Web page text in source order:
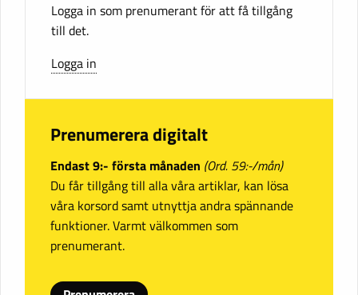
Logga in som prenumerant för att få tillgång
till det.
Logga in
Prenumerera digitalt
Endast 9:- första månaden (Ord. 59:-/mån)
Du får tillgång till alla våra artiklar, kan lösa
våra korsord samt utnyttja andra spännande
funktioner. Varmt välkommen som
prenumerant.